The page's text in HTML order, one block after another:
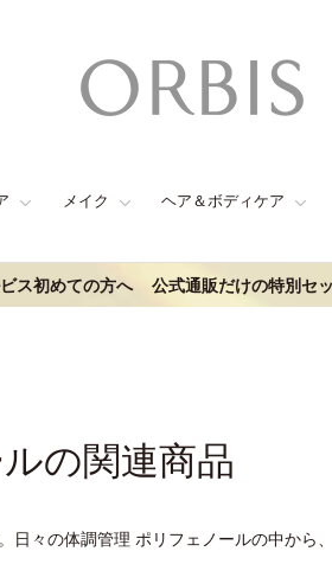
メイク ヘア＆ボディケア
ス初めての方へ 公式通販だけの特別セ
の関連商品
々の体調管理 ポリフェノールの中から